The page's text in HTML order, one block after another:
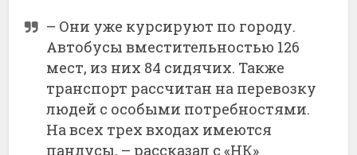
– Они уже курсируют по городу.
Автобусы вместительностью 126
мест, из них 84 сидячих. Также
транспорт рассчитан на перевозку
людей с особыми потребностями.
На всех трех входах имеются
пандусы, – рассказал с «НК»